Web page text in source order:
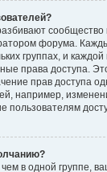
сообщество
форума.
группах, и каждой
права доступа.
прав доступа
например,
пользователям
в одной группе,